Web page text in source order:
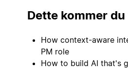
Dette kommer
How context-aware
PM role
How to build AI that's